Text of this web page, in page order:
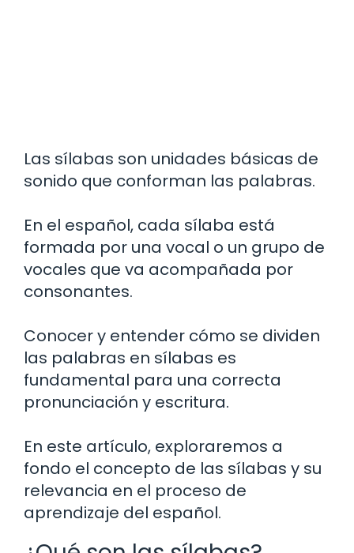
Las sílabas son unidades básicas de
sonido que conforman las palabras.
En el español, cada sílaba está
formada por una vocal o un grupo de
vocales que va acompañada por
consonantes.
Conocer y entender cómo se dividen
las palabras en sílabas es
fundamental para una correcta
pronunciación y escritura.
En este artículo, exploraremos a
fondo el concepto de las sílabas y su
relevancia en el proceso de
aprendizaje del español.